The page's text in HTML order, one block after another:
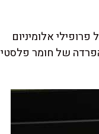
אלומיניום
הפרדה של חומר פלסטי